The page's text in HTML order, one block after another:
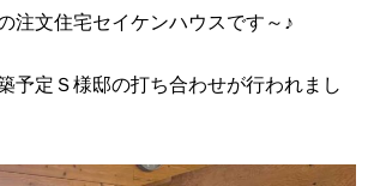
注文住宅セイケンハウスです～♪
予定Ｓ様邸の打ち合わせが行われまし